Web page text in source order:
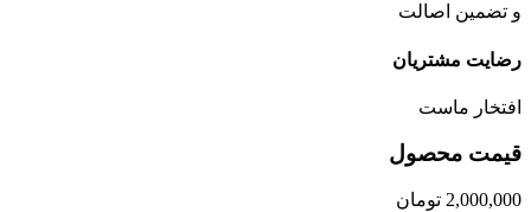
و تضمین اصالت
رضایت مشتریان
افتخار ماست
قیمت محصول
2,000,000 تومان